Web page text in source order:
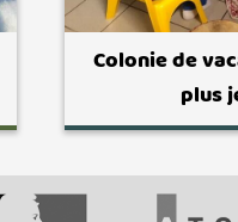
Colonie de
plus